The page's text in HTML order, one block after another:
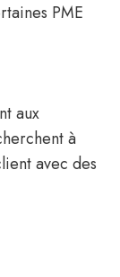
PME
aux
à
avec des